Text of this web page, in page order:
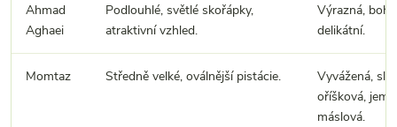
Ahmad
Aghaei
Podlouhlé, světlé skořápky,
atraktivní vzhled.
Výrazná,
delikátní.
Momtaz Středně velké, oválnější pistácie.
Vyvážená,
oříšková,
máslová.